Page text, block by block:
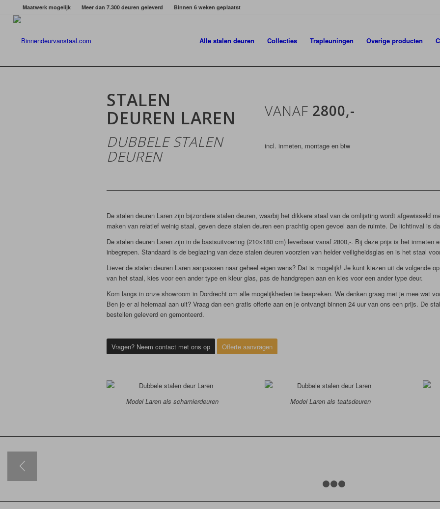
Maatwerk mogelijk Meer dan 7.300 deuren geleverd Binnen 6 weken geplaatst
Alle stalen deuren Collecties Trapleuningen Overige producten
STALEN
DEUREN LAREN
DUBBELE STALEN
DEUREN
VANAF 2800,-
incl. inmeten, montage en btw
De stalen deuren Laren zijn bijzondere stalen deuren, waarbij het dikkere staal van de omlijsting wordt afgewisseld
maken van relatief weinig staal, geven deze stalen deuren een prachtig open gevoel aan de ruimte. De lichtinval is
De stalen deuren Laren zijn in de basisuitvoering (210×180 cm) leverbaar vanaf 2800,-. Bij deze prijs is het inmeten
inbegrepen. Standaard is de beglazing van deze stalen deuren voorzien van helder veiligheidsglas en is het staal
Liever de stalen deuren Laren aanpassen naar geheel eigen wens? Dat is mogelijk! Je kunt kiezen uit de volgende
van het staal, kies voor een ander type en kleur glas, pas de handgrepen aan en kies voor een ander type deur.
Kom langs in onze showroom in Dordrecht om alle mogelijkheden te bespreken. We denken graag met je mee wat
Ben je er al helemaal aan uit? Vraag dan een gratis offerte aan en je ontvangt binnen 24 uur van ons een prijs. De
bestellen geleverd en gemonteerd.
Vragen? Neem contact met ons op Offerte aanvragen
Model Laren als scharnierdeuren Model Laren als taatsdeuren